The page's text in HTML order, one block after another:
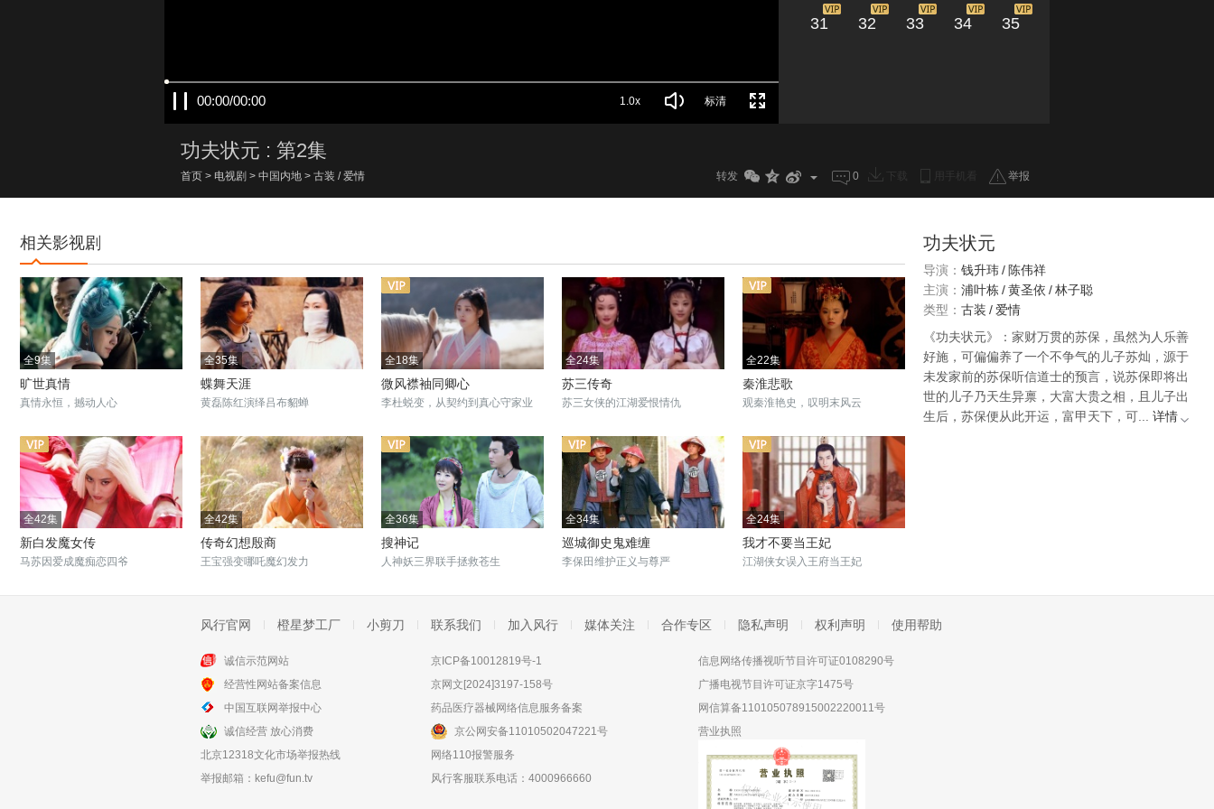
00:00/00:00 1.0x 标清
31 32 33 34 35
功夫状元 : 第2集
首页 > 电视剧 > 中国内地 > 古装 / 爱情 转发 0 举报
相关影视剧
全9集
旷世真情
真情永恒，撼动人心
全35集
蝶舞天涯
黄磊陈红演绎吕布貂蝉
全18集
微风襟袖同卿心
李杜蜕变，从契约到真心守家业
全24集
苏三传奇
苏三女侠的江湖爱恨情仇
全22集
秦淮悲歌
观秦淮艳史，叹明末风云
全42集
新白发魔女传
马苏因爱成魔痴恋四爷
全42集
传奇幻想殷商
王宝强变哪吒魔幻发力
全36集
搜神记
人神妖三界联手拯救苍生
全34集
巡城御史鬼难缠
李保田维护正义与尊严
全24集
我才不要当王妃
江湖侠女误入王府当王妃
全40集
欢喜姻缘
功夫状元
导演： 钱升玮/ 陈伟祥
主演： 浦叶栋 /黄圣依 /林子聪
类型： 古装 / 爱情
《功夫状元》：家财万贯的苏保，虽然为人乐善
好施，可偏偏养了一个不争气的儿子苏灿，源于
未发家前的苏保听信道士的预言，说苏保即将出
世的儿子乃天生异禀，大富大贵之相，且儿子出
生后，苏保便从此开运，富甲天下，可...
详情
风行官网 橙星梦工厂 小剪刀 联系我们 加入风行 媒体关注 合作专区 隐私声明 权利声明 使用帮助
诚信示范网站
经营性网站备案信息
中国互联网举报中心
诚信经营 放心消费
北京12318文化市场举报热线
举报邮箱： kefu@fun.tv
京ICP备10012819号-1
京网文[2024]3197-158号
药品医疗器械网络信息服务备案
京公网安备11010502047221号
网络110报警服务
风行客服联系电话：4000966660
信息网络传播视听节目许可证0108290号
广播电视节目许可证京字1475号
网信算备110105078915002220011号
营业执照